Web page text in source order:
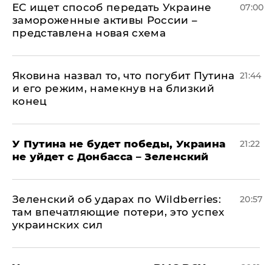
ЕС ищет способ передать Украине
замороженные активы России –
представлена новая схема
07:00
Яковина назвал то, что погубит Путина
и его режим, намекнув на близкий
конец
21:44
У Путина не будет победы, Украина
не уйдет с Донбасса – Зеленский
21:22
Зеленский об ударах по Wildberries:
там впечатляющие потери, это успех
украинских сил
20:57